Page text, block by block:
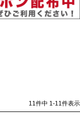
11件中 1-11件表示